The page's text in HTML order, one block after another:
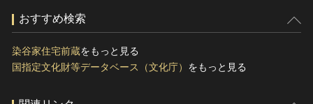
おすすめ検索
染谷家住宅前蔵をもっと見る
国指定文化財等データベース（文化庁） をもっと見る